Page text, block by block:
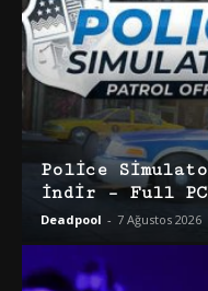
Police
İndir – Full PC
Deadpool - 7 Ağustos 2026